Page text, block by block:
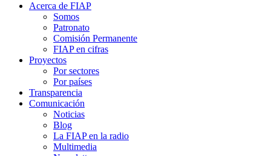
Acerca de FIAP
Somos
Patronato
Comisión Permanente
FIAP en cifras
Proyectos
Por sectores
Por países
Transparencia
Comunicación
Noticias
Blog
La FIAP en la radio
Multimedia